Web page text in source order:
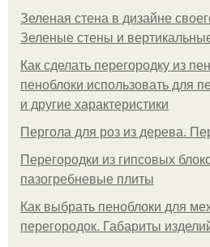
Зеленая стена в дизайне
Зеленые стены и
Как сделать перегородку из
пеноблоки использовать для
и другие характеристики
Пергола для роз из дерева.
Перегородки из гипсовых
пазогребневые плиты
Как выбрать пеноблоки для
перегородок. Габариты